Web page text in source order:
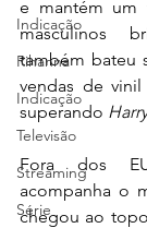
Indicação
Rihanna
Indicação
Televisão
Streaming
Série
e mantém um
masculinos
também bateu
vendas de vinil
superando
Fora dos
acompanha o
chegou ao